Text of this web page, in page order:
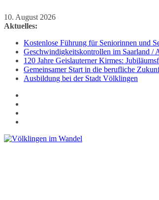
Zum
Inhalt
10. August 2026
Aktuelles:
Kostenlose Führung für Seniorinnen und
Geschwindigkeitskontrollen im Saarland
120 Jahre Geislauterner Kirmes:
Gemeinsamer Start in die berufliche
Ausbildung bei der Stadt Völklingen